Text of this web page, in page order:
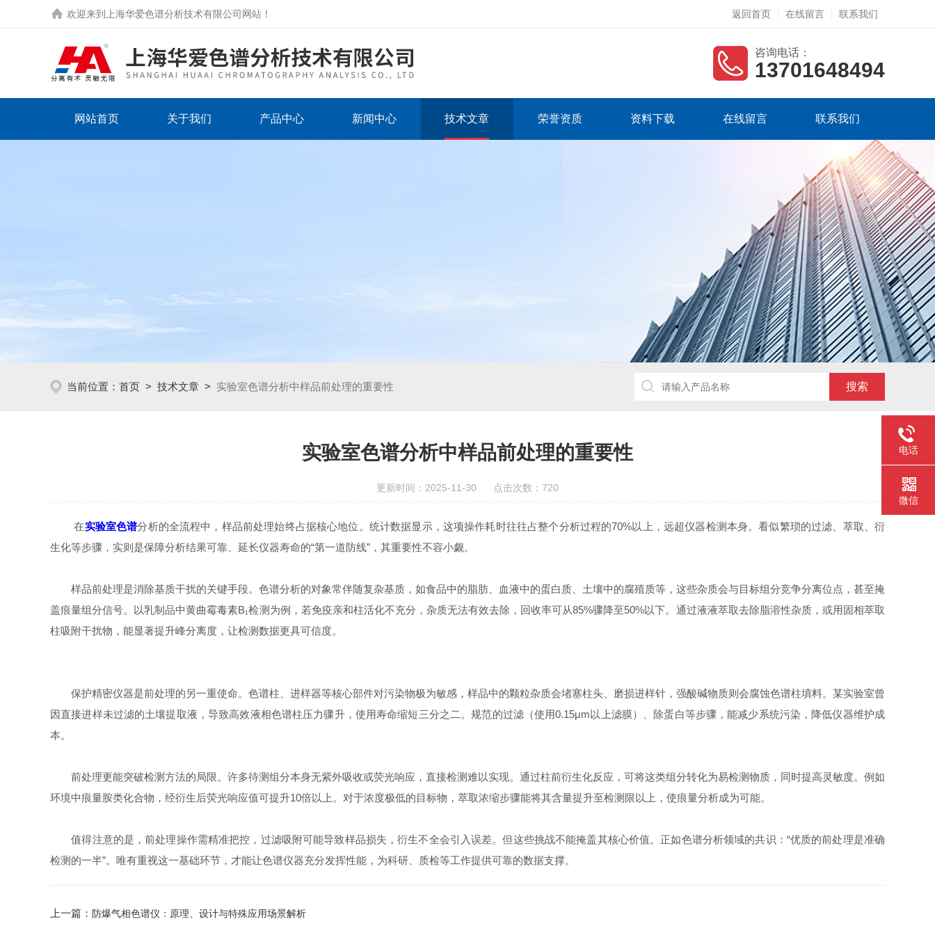
欢迎来到 上海华爱色谱分析技术有限公司网站 ！ 返回首页 在线留言 联系我们
咨询电话：
13701648494
网站首页 关于我们 产品中心 新闻中心 技术文章 荣誉资质 资料下载 在线留言 联系我们
当前位置： 首页 > 技术文章 > 实验室色谱分析中样品前处理的重要性
实验室色谱分析中样品前处理的重要性
更新时间：2025-11-30 点击次数：720
在实验室色谱分析的全流程中，样品前处理始终占据核心地位。统计数据显示，这项操作耗时往往占整个分析过程的70%以上，远超仪器检测本身。看似繁琐的过滤、萃取、衍
生化等步骤，实则是保障分析结果可靠、延长仪器寿命的“第一道防线”，其重要性不容小觑。
样品前处理是消除基质干扰的关键手段。色谱分析的对象常伴随复杂基质，如食品中的脂肪、血液中的蛋白质、土壤中的腐殖质等，这些杂质会与目标组分竞争分离位点，甚至掩
盖痕量组分信号。以乳制品中黄曲霉毒素B₁检测为例，若免疫亲和柱活化不充分，杂质无法有效去除，回收率可从85%骤降至50%以下。通过液液萃取去除脂溶性杂质，或用固相萃取
柱吸附干扰物，能显著提升峰分离度，让检测数据更具可信度。
保护精密仪器是前处理的另一重使命。色谱柱、进样器等核心部件对污染物极为敏感，样品中的颗粒杂质会堵塞柱头、磨损进样针，强酸碱物质则会腐蚀色谱柱填料。某实验室曾
因直接进样未过滤的土壤提取液，导致高效液相色谱柱压力骤升，使用寿命缩短三分之二。规范的过滤（使用0.15μm以上滤膜）、除蛋白等步骤，能减少系统污染，降低仪器维护成
本。
前处理更能突破检测方法的局限。许多待测组分本身无紫外吸收或荧光响应，直接检测难以实现。通过柱前衍生化反应，可将这类组分转化为易检测物质，同时提高灵敏度。例如
环境中痕量胺类化合物，经衍生后荧光响应值可提升10倍以上。对于浓度极低的目标物，萃取浓缩步骤能将其含量提升至检测限以上，使痕量分析成为可能。
值得注意的是，前处理操作需精准把控，过滤吸附可能导致样品损失，衍生不全会引入误差。但这些挑战不能掩盖其核心价值。正如色谱分析领域的共识：“优质的前处理是准确
检测的一半”。唯有重视这一基础环节，才能让色谱仪器充分发挥性能，为科研、质检等工作提供可靠的数据支撑。
上一篇： 防爆气相色谱仪：原理、设计与特殊应用场景解析
电话
微信